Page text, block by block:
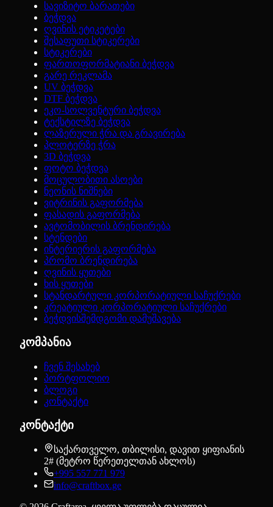
სავიზიტო ბარათები
ბეჭდვა
ღვინის ეტიკეტები
შესაფუთი სტიკერები
სტიკერები
ფართოფორმატიანი ბეჭდვა
გარე რეკლამა
UV ბეჭდვა
DTF ბეჭდვა
ეკო-სოლვენტური ბეჭდვა
ტექსტილზე ბეჭდვა
ლაზერული ჭრა და გრავირება
პლოტერზე ჭრა
3D ბეჭდვა
ფოტო ბეჭდვა
მოცულობითი ასოები
ნეონის ნიშნები
ვიტრინის გაფორმება
ფასადის გაფორმება
ავტომობილის ბრენდირება
სტენდები
ინტერიერის გაფორმება
პრომო ბრენდირება
ღვინის ყუთები
ხის ყუთები
სტანდარტული კორპორატიული საჩუქრები
კრეატიული კორპორატიული საჩუქრები
ბეჭდვისშემდგომი დამუშავება
კომპანია
ჩვენ შესახებ
პორტფოლიო
ბლოგი
კონტაქტი
კონტაქტი
საქართველო, თბილისი, დავით ყიფიანის
2# (მეტრო წერეთელთან ახლოს)
+995 557 771 979
info@craftbox.ge